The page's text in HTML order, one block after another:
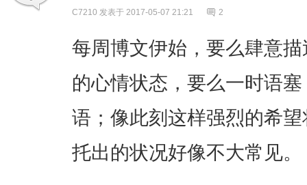
C7210 发表于 2017-05-07 21:21 2
每周博文伊始，要么肆意
的心情状态，要么一时语
语；像此刻这样强烈的希
托出的状况好像不大常见。